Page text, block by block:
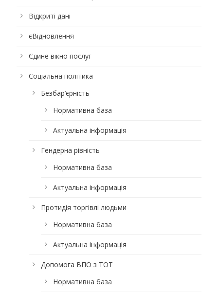
Відкриті дані
єВідновлення
Єдине вікно послуг
Соціальна політика
Безбар’єрність
Нормативна база
Актуальна інформація
Гендерна рівність
Нормативна база
Актуальна інформація
Протидія торгівлі людьми
Нормативна база
Актуальна інформація
Допомога ВПО з ТОТ
Нормативна база